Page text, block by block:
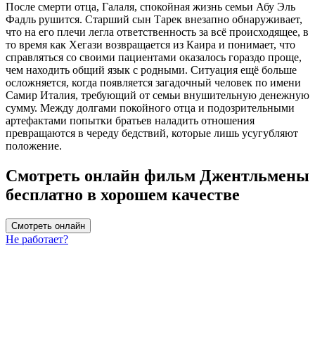
После смерти отца, Галаля, спокойная жизнь семьи Абу Эль
Фадль рушится. Старший сын Тарек внезапно обнаруживает,
что на его плечи легла ответственность за всё происходящее, в
то время как Хегази возвращается из Каира и понимает, что
справляться со своими пациентами оказалось гораздо проще,
чем находить общий язык с родными. Ситуация ещё больше
осложняется, когда появляется загадочный человек по имени
Самир Италия, требующий от семьи внушительную денежную
сумму. Между долгами покойного отца и подозрительными
артефактами попытки братьев наладить отношения
превращаются в череду бедствий, которые лишь усугубляют
положение.
Смотреть онлайн фильм Джентльмены
бесплатно в хорошем качестве
Смотреть онлайн
Не работает?